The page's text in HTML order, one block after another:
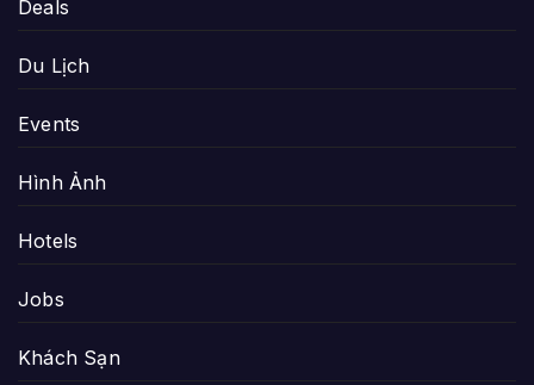
Deals
Du Lịch
Events
Hình Ảnh
Hotels
Jobs
Khách Sạn